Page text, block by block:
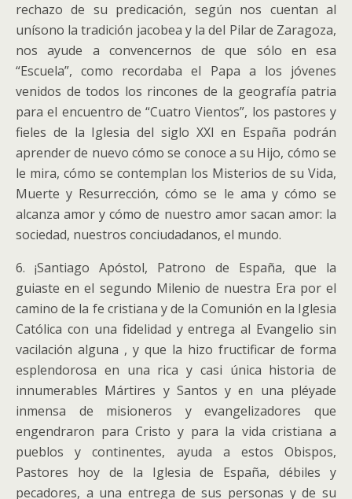
rechazo de su predicación, según nos cuentan al
unísono la tradición jacobea y la del Pilar de Zaragoza,
nos ayude a convencernos de que sólo en esa
“Escuela”, como recordaba el Papa a los jóvenes
venidos de todos los rincones de la geografía patria
para el encuentro de “Cuatro Vientos”, los pastores y
fieles de la Iglesia del siglo XXI en España podrán
aprender de nuevo cómo se conoce a su Hijo, cómo se
le mira, cómo se contemplan los Misterios de su Vida,
Muerte y Resurrección, cómo se le ama y cómo se
alcanza amor y cómo de nuestro amor sacan amor: la
sociedad, nuestros conciudadanos, el mundo.
6. ¡Santiago Apóstol, Patrono de España, que la
guiaste en el segundo Milenio de nuestra Era por el
camino de la fe cristiana y de la Comunión en la Iglesia
Católica con una fidelidad y entrega al Evangelio sin
vacilación alguna , y que la hizo fructificar de forma
esplendorosa en una rica y casi única historia de
innumerables Mártires y Santos y en una pléyade
inmensa de misioneros y evangelizadores que
engendraron para Cristo y para la vida cristiana a
pueblos y continentes, ayuda a estos Obispos,
Pastores hoy de la Iglesia de España, débiles y
pecadores, a una entrega de sus personas y de su